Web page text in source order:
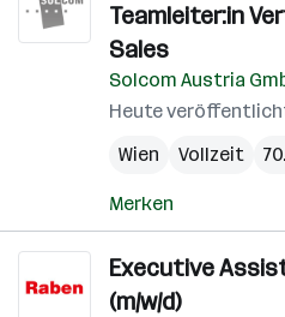
Teamleiter:in
Sales
Solcom Austria
Heute
Wien
Vollzeit
Merken
Executive
(m/w/d)